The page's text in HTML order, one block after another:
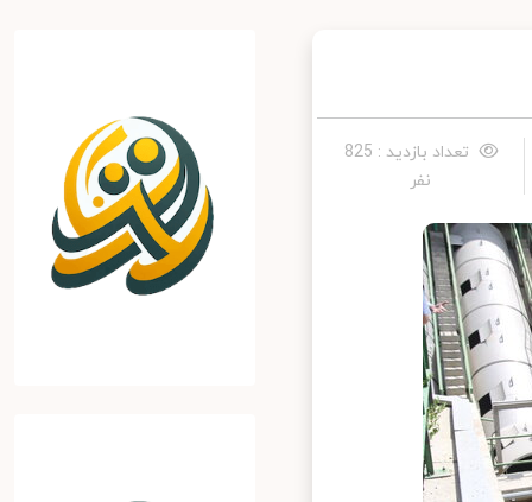
تعداد بازدید : 825
نفر